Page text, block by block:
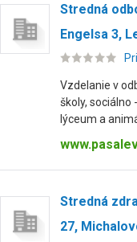
Stredná
Engelsa 3,
Vzdelanie v
školy, sociálno
lýceum a
Stredná
27,